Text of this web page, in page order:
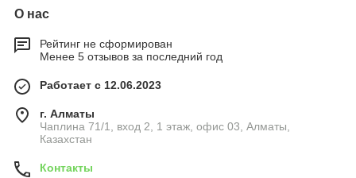
О нас
Рейтинг не сформирован
Менее 5 отзывов за последний год
Работает с 12.06.2023
г. Алматы
Чаплина 71/1, вход 2, 1 этаж, офис 03, Алматы,
Казахстан
Контакты